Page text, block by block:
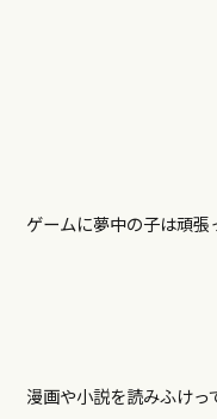
ゲームに夢中の子は頑張
漫画や小説を読みふけっ